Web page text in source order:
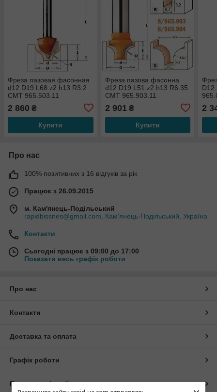
Фреза пазовая фасонная
d12 D19 L68 z2 h13 R3.2
СМТ 965.503.11
2 860 ₴
Купити
Фреза пазова фасонна
d12 D19 L51 z2 h13 R6.35
СМТ 965.903.11
2 901₴
Купити
2
Про нас
100% позитивних з 16 відгуків за рік
Працює з 26.09.2015
м. Кам'янець-Подільський
rapidbissnes@gmail.com, Кам'янець-Подільський, Україна
Контакти
Сьогодні працює з 09:00 до 17:00
Показати весь графік роботи
Про нас
Контакти
Доставка та оплата
Графік роботи
Повна версія сайту